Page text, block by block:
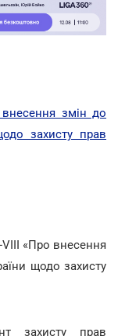
змін до
захисту прав
«Про внесення
щодо захисту
захисту прав